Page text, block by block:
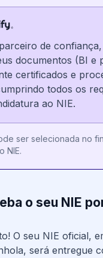
de
documentos (BI e
certificados e
todos os
ao NIE.
ser selecionada no
NIE.
o seu NIE
O seu NIE oficial,
será entregue